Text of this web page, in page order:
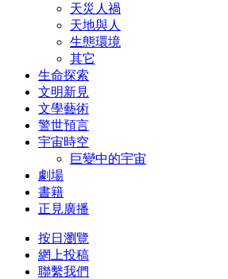
天災人禍
天地與人
生態環境
其它
生命探索
文明新見
文學藝術
警世預言
宇宙時空
巨變中的宇宙
劇場
書籍
正見廣播
按日瀏覽
網上投稿
聯繫我們